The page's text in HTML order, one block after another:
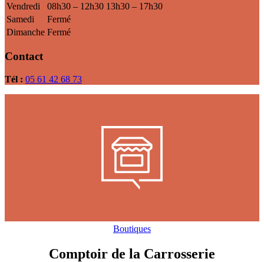
Vendredi
08h30 – 12h30 13h30 – 17h30
Samedi
Fermé
Dimanche Fermé
Contact
Tél : 05 61 42 68 73
Boutiques
Comptoir de la Carrosserie